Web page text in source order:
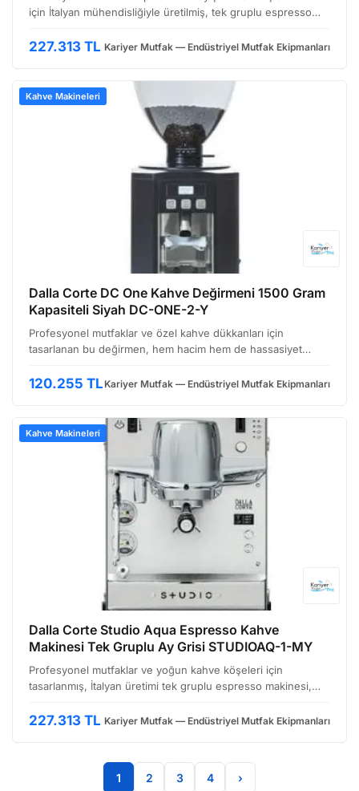
için İtalyan mühendisliğiyle üretilmiş, tek gruplu espresso
bistro veya butik pastane gibi ortamlarda …
227.313 TL Kariyer Mutfak — Endüstriyel Mutfak Ekipmanları
Kahve Makineleri
Dalla Corte DC One Kahve Değirmeni 1500 Gram
Kapasiteli Siyah DC-ONE-2-Y
Profesyonel mutfaklar ve özel kahve dükkanları için
tasarlanan bu değirmen, hem hacim hem de hassasiyet
Corte'nin DC One serisi, kompakt tasarımıyla sınırlı alana
120.255 TL Kariyer Mutfak — Endüstriyel Mutfak Ekipmanları
Kahve Makineleri
Dalla Corte Studio Aqua Espresso Kahve
Makinesi Tek Gruplu Ay Grisi STUDIOAQ-1-MY
Profesyonel mutfaklar ve yoğun kahve köşeleri için
tasarlanmış, İtalyan üretimi tek gruplu espresso makinesi,
rengiyle modern bir görünüm sunan bu makine, özell…
227.313 TL Kariyer Mutfak — Endüstriyel Mutfak Ekipmanları
1 2 3 4 ›